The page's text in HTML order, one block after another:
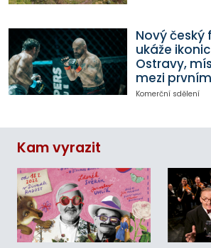
Nový český
ukáže
Ostravy,
mezi
Komerční sdělení
Kam vyrazit